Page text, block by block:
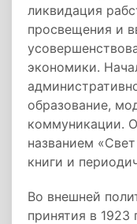
ликвидация
просвещения и
экономики.
образование,
коммуникации.
названием
книги и
Во внешней
принятия в